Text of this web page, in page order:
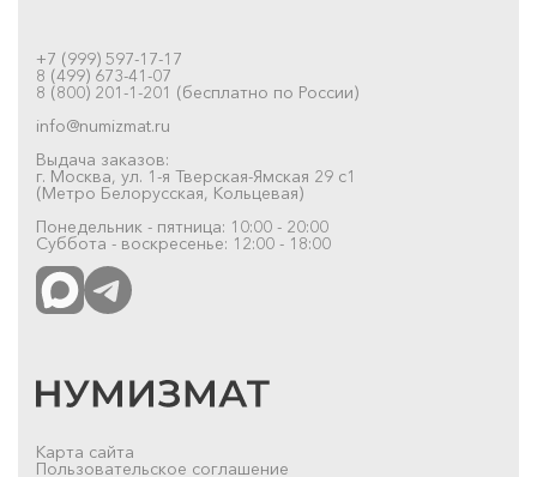
+7 (999) 597-17-17
8 (499) 673-41-07
8 (800) 201-1-201 (бесплатно по России)
info@numizmat.ru
Выдача заказов:
г. Москва, ул. 1-я Тверская-Ямская 29 с1
(Метро Белорусская, Кольцевая)
Понедельник - пятница: 10:00 - 20:00
Суббота - воскресенье: 12:00 - 18:00
Карта сайта
Пользовательское соглашение